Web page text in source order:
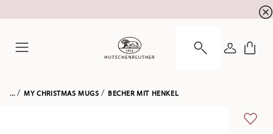
... MY CHRISTMAS MUGS BECHER MIT HENKEL
ADD